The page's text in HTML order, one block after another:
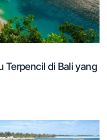
Terpencil di Bali yang